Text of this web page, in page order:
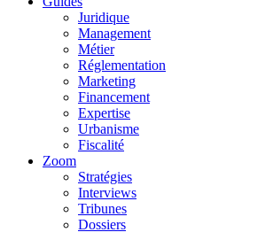
Juridique
Management
Métier
Réglementation
Marketing
Financement
Expertise
Urbanisme
Fiscalité
Zoom
Stratégies
Interviews
Tribunes
Dossiers